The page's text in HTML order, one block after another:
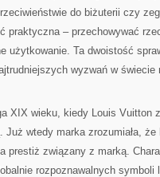
do biżuterii czy
praktyczna – przechowywać
użytkowanie. Ta dwoistość
wyzwań w świecie
XIX wieku, kiedy Louis Vuitton
wtedy marka zrozumiała,
prestiż związany z marką.
rozpoznawalnych symboli